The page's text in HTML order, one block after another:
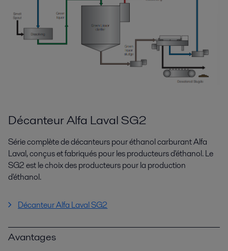
Décanteur Alfa Laval SG2
Série complète de décanteurs pour éthanol carburant Alfa
Laval, conçus et fabriqués pour les producteurs d'éthanol. Le
SG2 est le choix des producteurs pour la production
d'éthanol.
Décanteur Alfa Laval SG2
Avantages